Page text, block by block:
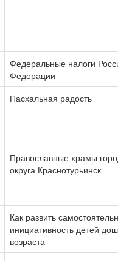
Федеральные налоги
Федерации
Пасхальная радость
Православные храмы
округа Краснотурьинск
Как развить
инициативность детей
возраста